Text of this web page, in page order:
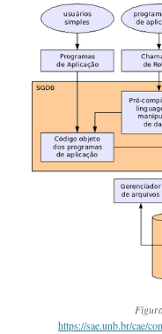
https://sae.unb.br/cae/